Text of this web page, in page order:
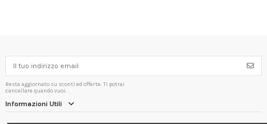
Resta aggiornato su sconti ed offerte. Ti potrai
cancellare quando vuoi.
Informazioni Utili